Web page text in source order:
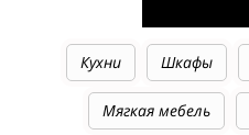
Кухни Шкафы
Мягкая мебель